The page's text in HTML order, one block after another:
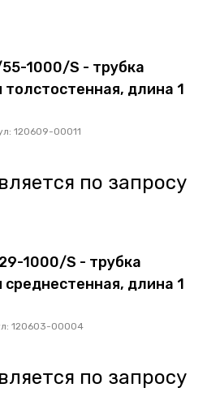
1000/S - трубка
длина 1
120609-00011
по запросу
1000/S - трубка
длина 1
120603-00004
по запросу